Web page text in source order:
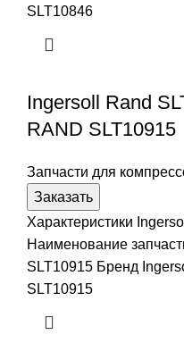
SLT10846
Ingersoll Rand
RAND SLT10915
Запчасти для
Заказать
Характеристики
Наименование
SLT10915 Бренд
SLT10915